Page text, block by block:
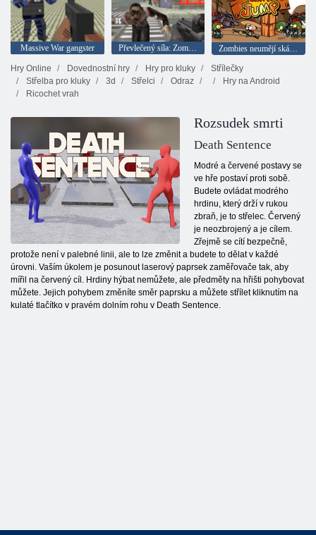
Massive War gangster Převlečený síla: Zombie Survival
Zombies neumějí skákat
Hry Online
Dovednostní hry Hry pro kluky
Střílečky
Střelba pro kluky
3d Střelci Odraz
Hry na Android
Ricochet vrah
Rozsudek smrti
Death Sentence
Modré a červené postavy se
ve hře postaví proti sobě.
Budete ovládat modrého
hrdinu, který drží v rukou
zbraň, je to střelec. Červený
je neozbrojený a je cílem.
Zřejmě se cítí bezpečně,
protože není v palebné linii, ale to lze změnit a budete to dělat v každé
úrovni. Vaším úkolem je posunout laserový paprsek zaměřovače tak, aby
mířil na červený cíl. Hrdiny hýbat nemůžete, ale předměty na hřišti pohybovat
můžete. Jejich pohybem změníte směr paprsku a můžete střílet kliknutím na
kulaté tlačítko v pravém dolním rohu v Death Sentence.